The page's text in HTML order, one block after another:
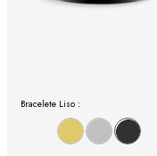
Bracelete Liso :